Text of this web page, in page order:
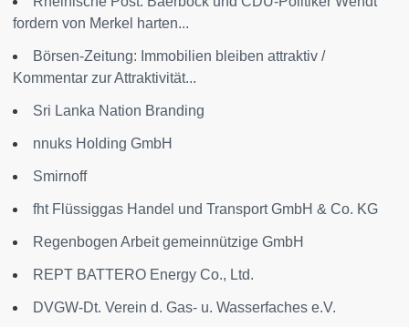
fordern von Merkel harten...
Börsen-Zeitung: Immobilien bleiben attraktiv /
Kommentar zur Attraktivität...
Sri Lanka Nation Branding
nnuks Holding GmbH
Smirnoff
fht Flüssiggas Handel und Transport GmbH & Co. KG
Regenbogen Arbeit gemeinnützige GmbH
REPT BATTERO Energy Co., Ltd.
DVGW-Dt. Verein d. Gas- u. Wasserfaches e.V.